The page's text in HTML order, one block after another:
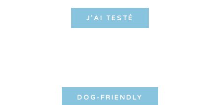
J'AI TESTÉ
DOG-FRIENDLY